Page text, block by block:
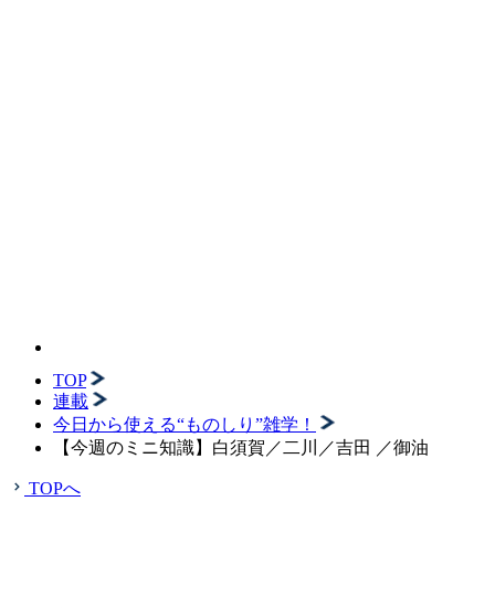
TOP
連載
今日から使える“ものしり”雑学！
【今週のミニ知識】白須賀／二川／吉田 ／御油
TOPへ